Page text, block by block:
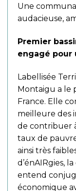
Une
audacieuse,
Premier
engagé pour
Labellisée
Montaigu a le
France. Elle
meilleure des
de contribuer
taux de
ainsi très
d’énAIRgies,
entend
économique